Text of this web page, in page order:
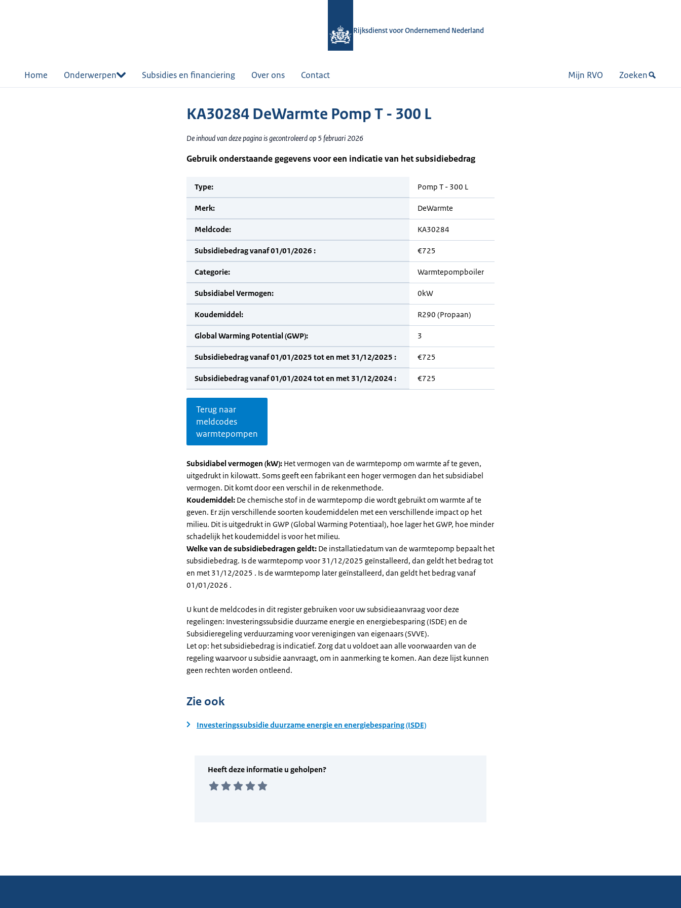
Rijksdienst voor Ondernemend Nederland
Home Onderwerpen Subsidies en financiering Over ons Contact Mijn RVO Zoeken
KA30284 DeWarmte Pomp T - 300 L
De inhoud van deze pagina is gecontroleerd op 5 februari 2026
Gebruik onderstaande gegevens voor een indicatie van het subsidiebedrag
Type: Pomp T - 300 L
Merk: DeWarmte
Meldcode: KA30284
Subsidiebedrag vanaf 01/01/2026 : €725
Categorie: Warmtepompboiler
Subsidiabel Vermogen: 0kW
Koudemiddel: R290 (Propaan)
Global Warming Potential (GWP): 3
Subsidiebedrag vanaf 01/01/2025 tot en met 31/12/2025 : €725
Subsidiebedrag vanaf 01/01/2024 tot en met 31/12/2024 : €725
Terug naar
meldcodes
warmtepompen
Subsidiabel vermogen (kW): Het vermogen van de warmtepomp om warmte af te geven,
uitgedrukt in kilowatt. Soms geeft een fabrikant een hoger vermogen dan het subsidiabel
vermogen. Dit komt door een verschil in de rekenmethode.
Koudemiddel: De chemische stof in de warmtepomp die wordt gebruikt om warmte af te
geven. Er zijn verschillende soorten koudemiddelen met een verschillende impact op het
milieu. Dit is uitgedrukt in GWP (Global Warming Potentiaal), hoe lager het GWP, hoe minder
schadelijk het koudemiddel is voor het milieu.
Welke van de subsidiebedragen geldt: De installatiedatum van de warmtepomp bepaalt het
subsidiebedrag. Is de warmtepomp voor 31/12/2025 geïnstalleerd, dan geldt het bedrag tot
en met 31/12/2025 . Is de warmtepomp later geïnstalleerd, dan geldt het bedrag vanaf
01/01/2026 .
U kunt de meldcodes in dit register gebruiken voor uw subsidieaanvraag voor deze
regelingen: Investeringssubsidie duurzame energie en energiebesparing (ISDE) en de
Subsidieregeling verduurzaming voor verenigingen van eigenaars (SVVE).
Let op: het subsidiebedrag is indicatief. Zorg dat u voldoet aan alle voorwaarden van de
regeling waarvoor u subsidie aanvraagt, om in aanmerking te komen. Aan deze lijst kunnen
geen rechten worden ontleend.
Zie ook
Investeringssubsidie duurzame energie en energiebesparing (ISDE)